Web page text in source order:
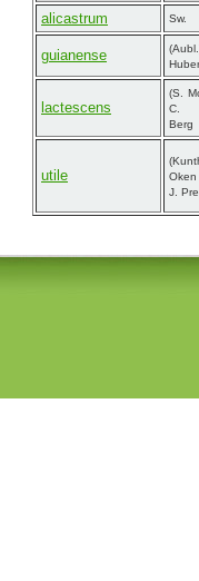
alicastrum Sw.
guianense
lactescens
(S.
C.
Berg
utile
J.